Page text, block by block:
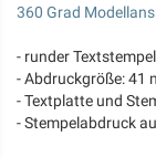
360 Grad
- runder Textstempel
- Abdruckgröße: 41
- Textplatte und
- Stempelabdruck